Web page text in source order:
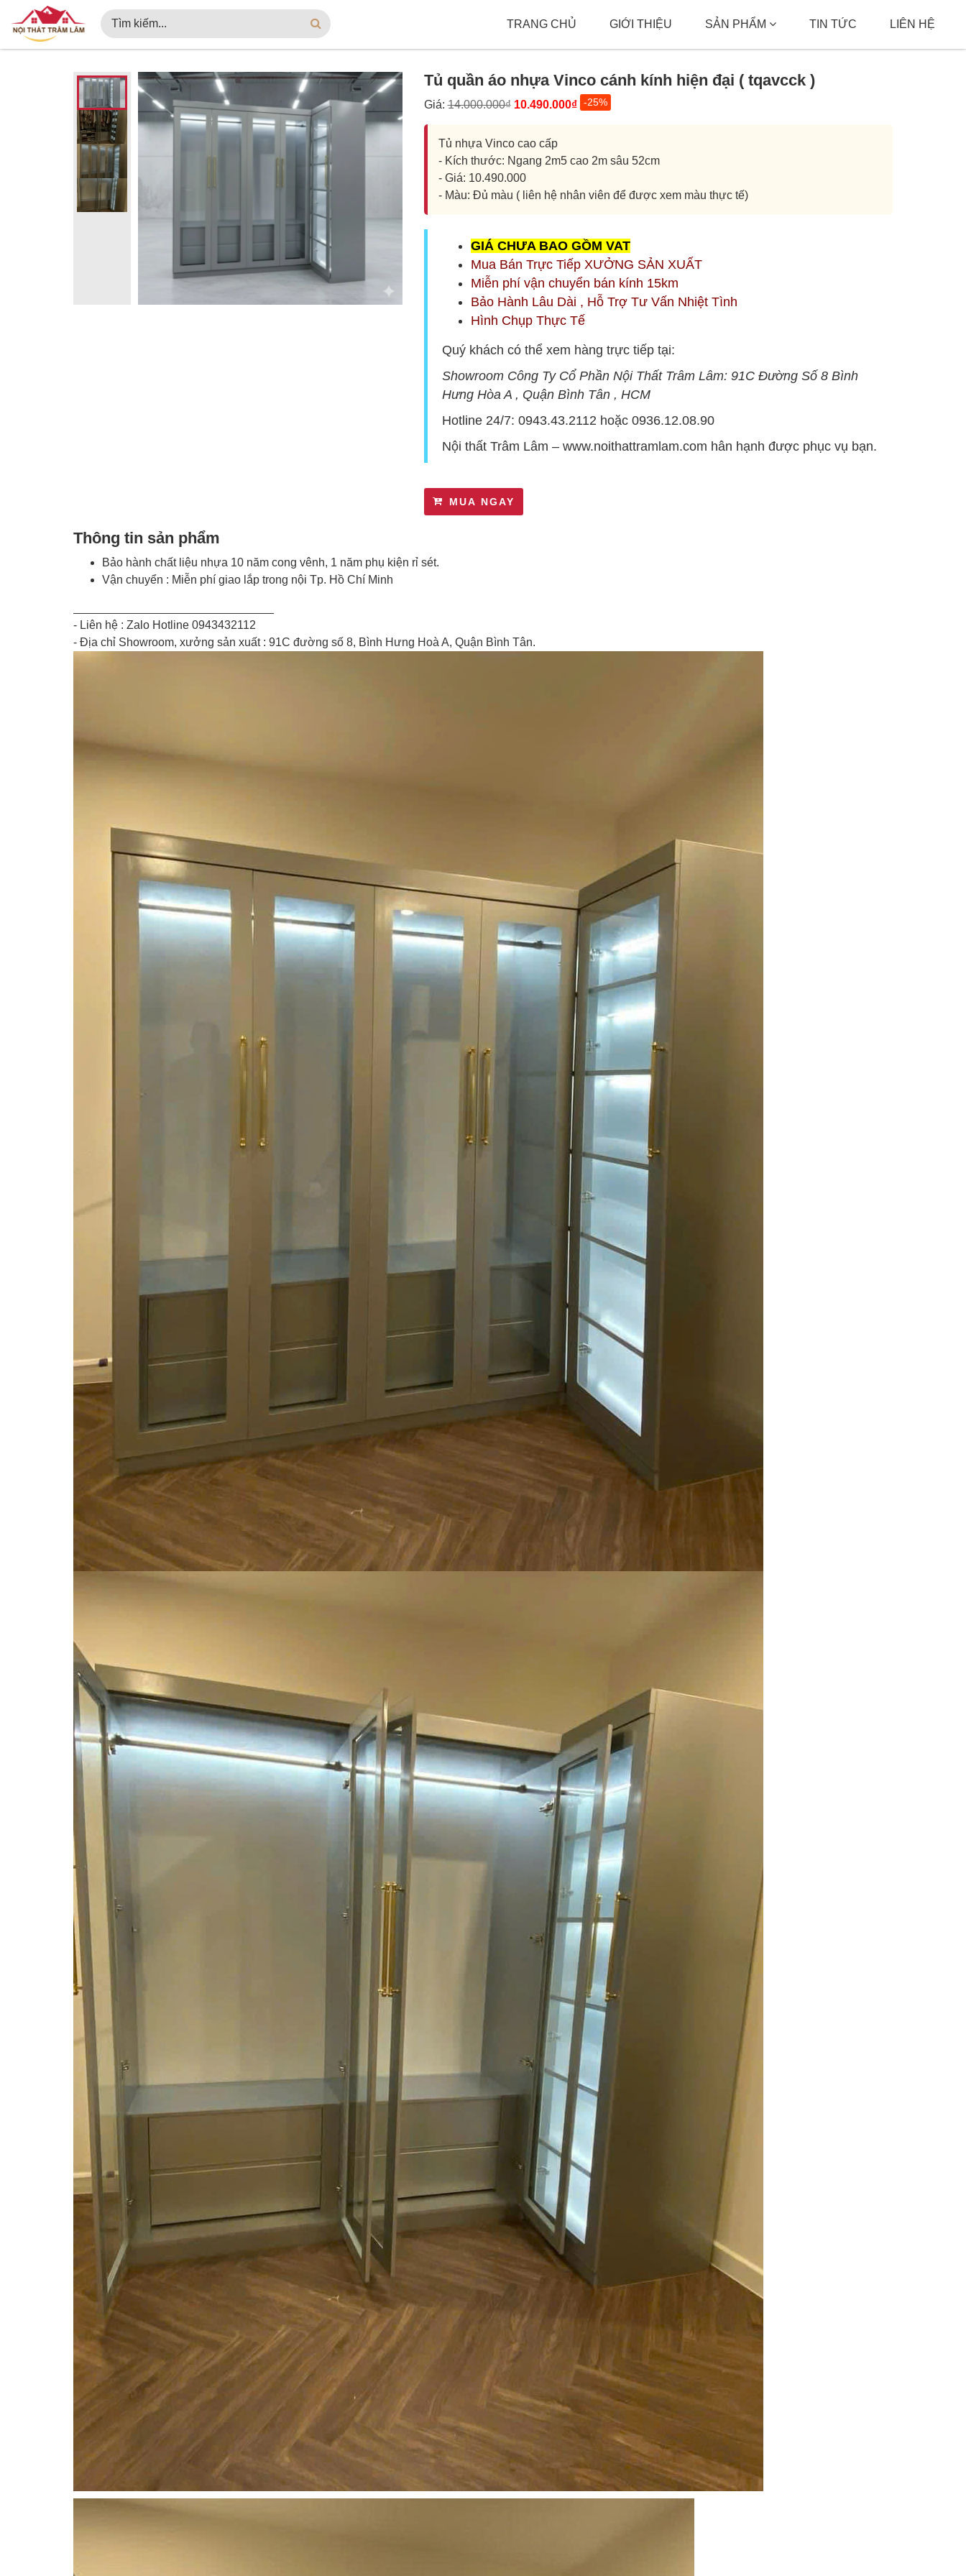
TRANG CHỦ GIỚI THIỆU SẢN PHẨM TIN TỨC LIÊN HỆ
Tủ quần áo nhựa Vinco cánh kính hiện đại ( tqavcck )
Giá:14.000.000₫10.490.000₫ -25%
Tủ nhựa Vinco cao cấp
- Kích thước: Ngang 2m5 cao 2m sâu 52cm
- Giá: 10.490.000
- Màu: Đủ màu ( liên hệ nhân viên để được xem màu thực tế)
GIÁ CHƯA BAO GỒM VAT
Mua Bán Trực Tiếp XƯỞNG SẢN XUẤT
Miễn phí vận chuyển bán kính 15km
Bảo Hành Lâu Dài , Hỗ Trợ Tư Vấn Nhiệt Tình
Hình Chụp Thực Tế
Quý khách có thể xem hàng trực tiếp tại:
Showroom Công Ty Cổ Phần Nội Thất Trâm Lâm: 91C Đường Số 8 Bình
Hưng Hòa A , Quận Bình Tân , HCM
Hotline 24/7: 0943.43.2112 hoặc 0936.12.08.90
Nội thất Trâm Lâm – www.noithattramlam.com hân hạnh được phục vụ bạn.
MUA NGAY
Thông tin sản phẩm
Bảo hành chất liệu nhựa 10 năm cong vênh, 1 năm phụ kiện rỉ sét.
Vận chuyển : Miễn phí giao lắp trong nội Tp. Hồ Chí Minh
- Liên hệ : Zalo Hotline 0943432112
- Địa chỉ Showroom, xưởng sản xuất : 91C đường số 8, Bình Hưng Hoà A, Quận Bình Tân.